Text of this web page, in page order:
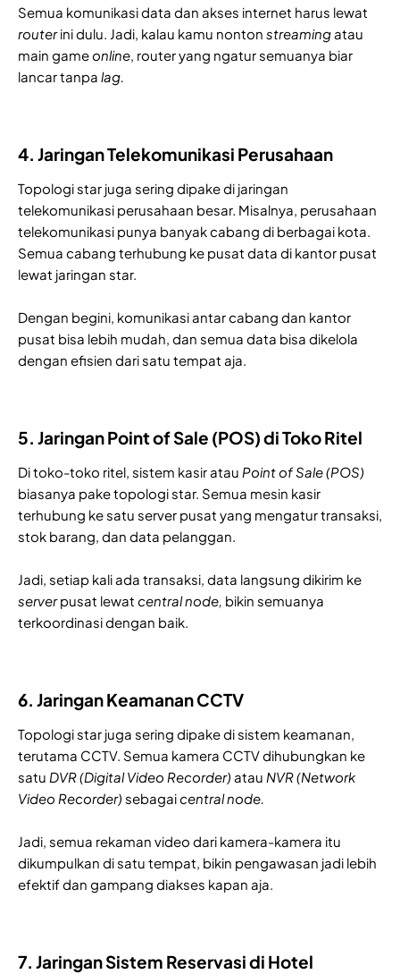
Semua komunikasi data dan akses internet harus lewat
routerini dulu. Jadi, kalau kamu nonton streamingatau
main gameonline, router yang ngatur semuanya biar
lancar tanpa lag.
4. Jaringan Telekomunikasi Perusahaan
Topologi star juga sering dipake di jaringan
telekomunikasi perusahaan besar. Misalnya, perusahaan
telekomunikasi punya banyak cabang di berbagai kota.
Semua cabang terhubung ke pusat data di kantor pusat
lewat jaringan star.
Dengan begini, komunikasi antar cabang dan kantor
pusat bisa lebih mudah, dan semua data bisa dikelola
dengan efisien dari satu tempat aja.
5. Jaringan Point of Sale (POS) di Toko Ritel
Di toko-toko ritel, sistem kasir atau Point of Sale (POS)
biasanya pake topologi star. Semua mesin kasir
terhubung ke satu server pusat yang mengatur transaksi,
stok barang, dan data pelanggan.
Jadi, setiap kali ada transaksi, data langsung dikirim ke
serverpusat lewat central node, bikin semuanya
terkoordinasi dengan baik.
6. Jaringan Keamanan CCTV
Topologi star juga sering dipake di sistem keamanan,
terutama CCTV. Semua kamera CCTV dihubungkan ke
satu DVR (Digital Video Recorder) atau NVR (Network
Video Recorder) sebagaicentral node.
Jadi, semua rekaman video dari kamera-kamera itu
dikumpulkan di satu tempat, bikin pengawasan jadi lebih
efektif dan gampang diakses kapan aja.
7. Jaringan Sistem Reservasi di Hotel